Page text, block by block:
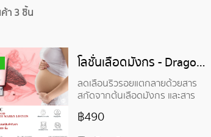
า 3 ชิ้น
โลชั่นเลือดมังกร - Dragon blood Anti Stretch Marks Lotion
ลดเลือนริ้วรอยแตกลายด้วยสาร
สกัดจากต้นเลือดมังกร และสาร
สกัดจากธรรมชาติ
฿490